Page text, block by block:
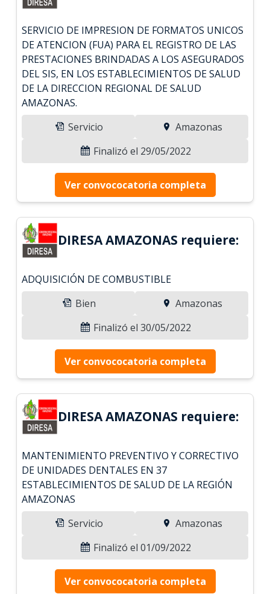
SERVICIO DE IMPRESION DE FORMATOS UNICOS
DE ATENCION (FUA) PARA EL REGISTRO DE LAS
PRESTACIONES BRINDADAS A LOS ASEGURADOS
DEL SIS, EN LOS ESTABLECIMIENTOS DE SALUD
DE LA DIRECCION REGIONAL DE SALUD
AMAZONAS.
Servicio
Amazonas
Finalizó el 29/05/2022
Ver convococatoria completa
DIRESA AMAZONAS requiere:
ADQUISICIÓN DE COMBUSTIBLE
Bien
Amazonas
Finalizó el 30/05/2022
Ver convococatoria completa
DIRESA AMAZONAS requiere:
MANTENIMIENTO PREVENTIVO Y CORRECTIVO
DE UNIDADES DENTALES EN 37
ESTABLECIMIENTOS DE SALUD DE LA REGIÓN
AMAZONAS
Servicio
Amazonas
Finalizó el 01/09/2022
Ver convococatoria completa